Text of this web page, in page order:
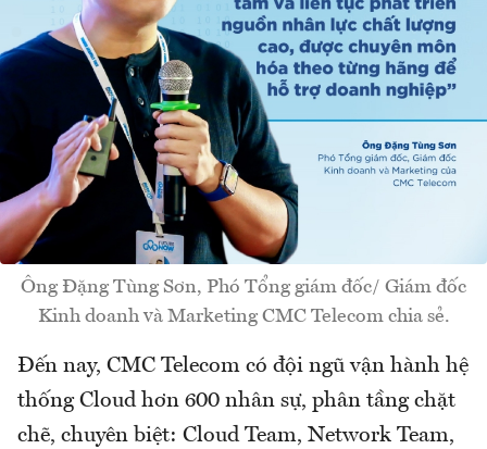
Ông Đặng Tùng Sơn, Phó Tổng giám đốc/ Giám đốc
Kinh doanh và Marketing CMC Telecom chia sẻ.
Đến nay, CMC Telecom có đội ngũ vận hành hệ
thống Cloud hơn 600 nhân sự, phân tầng chặt
chẽ, chuyên biệt: Cloud Team, Network Team,